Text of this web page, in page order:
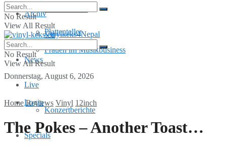
Archiv
Plattenteller
Frauen im Musikbusiness
Donnerstag, August 6, 2026
Login
Vinylkeks4Nepal
News
Live
Konzertberichte
Specials
No Result
View All Result
No Result
View All Result
Home Reviews Vinyl 12inch
The Pokes – Another Toast…